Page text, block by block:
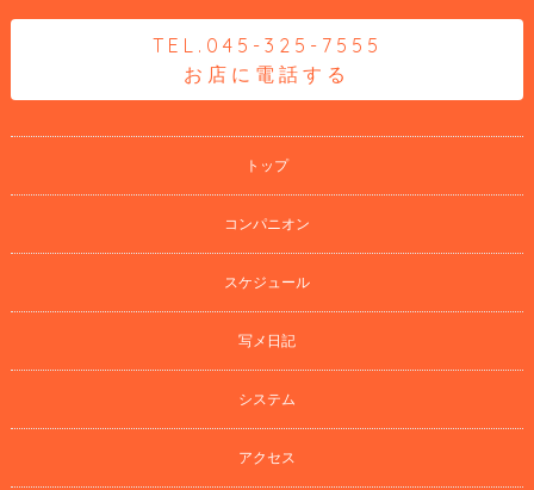
TEL.045-325-7555
お店に電話する
トップ
コンパニオン
スケジュール
写メ日記
システム
アクセス